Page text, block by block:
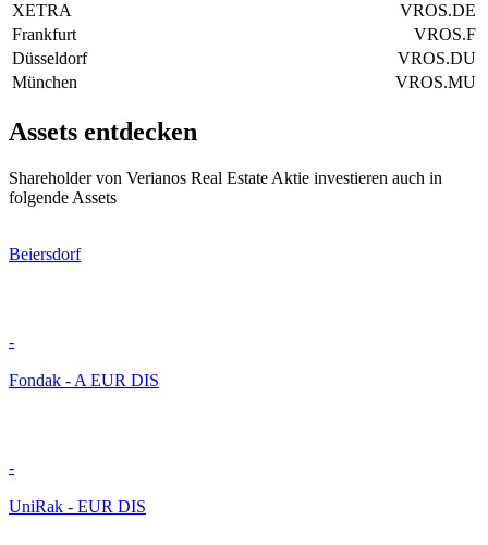
XETRA
VROS.DE
Frankfurt
VROS.F
Düsseldorf
VROS.DU
München
VROS.MU
Assets entdecken
Shareholder von Verianos Real Estate Aktie investieren auch in
folgende Assets
Beiersdorf
-
Fondak - A EUR DIS
-
UniRak - EUR DIS